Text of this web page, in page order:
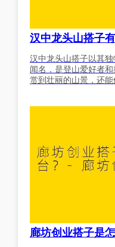
汉中龙头山搭子
汉中龙头山搭子以其
闻名，是登山爱好者
赏到壮丽的山景，还能
廊坊创业搭子是